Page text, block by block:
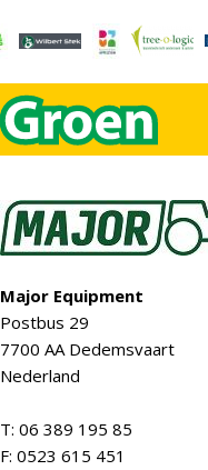
Major Equipment
Postbus 29
7700 AA Dedemsvaart
Nederland
T: 06 389 195 85
F: 0523 615 451